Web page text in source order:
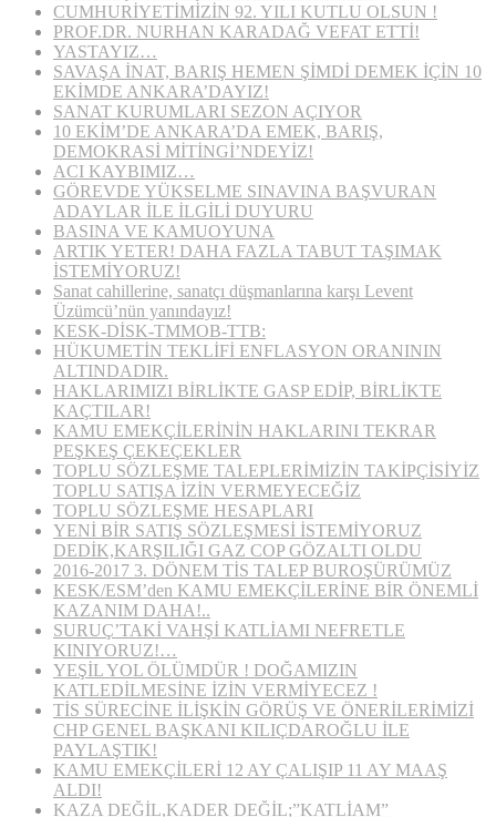
CUMHURİYETİMİZİN 92. YILI KUTLU OLSUN !
PROF.DR. NURHAN KARADAĞ VEFAT ETTİ!
YASTAYIZ…
SAVAŞA İNAT, BARIŞ HEMEN ŞİMDİ DEMEK İÇİN 10
EKİMDE ANKARA’DAYIZ!
SANAT KURUMLARI SEZON AÇIYOR
10 EKİM’DE ANKARA’DA EMEK, BARIŞ,
DEMOKRASİ MİTİNGİ’NDEYİZ!
ACI KAYBIMIZ…
GÖREVDE YÜKSELME SINAVINA BAŞVURAN
ADAYLAR İLE İLGİLİ DUYURU
BASINA VE KAMUOYUNA
ARTIK YETER! DAHA FAZLA TABUT TAŞIMAK
İSTEMİYORUZ!
Sanat cahillerine, sanatçı düşmanlarına karşı Levent
Üzümcü’nün yanındayız!
KESK-DİSK-TMMOB-TTB:
HÜKUMETİN TEKLİFİ ENFLASYON ORANININ
ALTINDADIR.
HAKLARIMIZI BİRLİKTE GASP EDİP, BİRLİKTE
KAÇTILAR!
KAMU EMEKÇİLERİNİN HAKLARINI TEKRAR
PEŞKEŞ ÇEKEÇEKLER
TOPLU SÖZLEŞME TALEPLERİMİZİN TAKİPÇİSİYİZ
TOPLU SATIŞA İZİN VERMEYECEĞİZ
TOPLU SÖZLEŞME HESAPLARI
YENİ BİR SATIŞ SÖZLEŞMESİ İSTEMİYORUZ
DEDİK,KARŞILIĞI GAZ COP GÖZALTI OLDU
2016-2017 3. DÖNEM TİS TALEP BUROŞÜRÜMÜZ
KESK/ESM’den KAMU EMEKÇİLERİNE BİR ÖNEMLİ
KAZANIM DAHA!..
SURUÇ’TAKİ VAHŞİ KATLİAMI NEFRETLE
KINIYORUZ!…
YEŞİL YOL ÖLÜMDÜR ! DOĞAMIZIN
KATLEDİLMESİNE İZİN VERMİYECEZ !
TİS SÜRECİNE İLİŞKİN GÖRÜŞ VE ÖNERİLERİMİZİ
CHP GENEL BAŞKANI KILIÇDAROĞLU İLE
PAYLAŞTIK!
KAMU EMEKÇİLERİ 12 AY ÇALIŞIP 11 AY MAAŞ
ALDI!
KAZA DEĞİL,KADER DEĞİL;”KATLİAM”